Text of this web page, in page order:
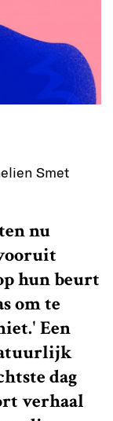
Smet
nu
hun beurt
om te
Een
dag
verhaal